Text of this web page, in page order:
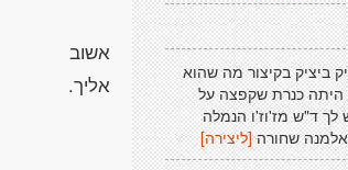
ביציק בקיצור מה שהוא
היתה כנרת שקפצה על
לך ד"ש מז'וז'ו הנמלה
שחורה[ליצירה]